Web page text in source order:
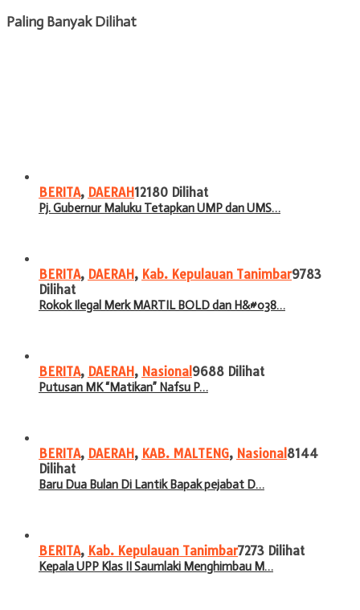
Paling Banyak Dilihat
BERITA, DAERAH12180 Dilihat
Pj. Gubernur Maluku Tetapkan UMP dan UMS…
BERITA, DAERAH, Kab. Kepulauan Tanimbar9783
Dilihat
Rokok Ilegal Merk MARTIL BOLD dan H&#038…
BERITA, DAERAH, Nasional 9688 Dilihat
Putusan MK “Matikan” Nafsu P…
BERITA, DAERAH, KAB. MALTENG, Nasional 8144
Dilihat
Baru Dua Bulan Di Lantik Bapak pejabat D…
BERITA, Kab. Kepulauan Tanimbar7273 Dilihat
Kepala UPP Klas II Saumlaki Menghimbau M…